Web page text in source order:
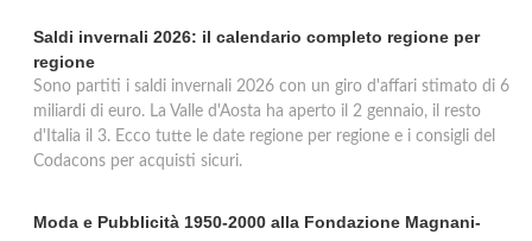
Saldi invernali 2026: il calendario completo regione per
regione
Sono partiti i saldi invernali 2026 con un giro d'affari stimato di 6
miliardi di euro. La Valle d'Aosta ha aperto il 2 gennaio, il resto
d'Italia il 3. Ecco tutte le date regione per regione e i consigli del
Codacons per acquisti sicuri.
Moda e Pubblicità 1950-2000 alla Fondazione Magnani-